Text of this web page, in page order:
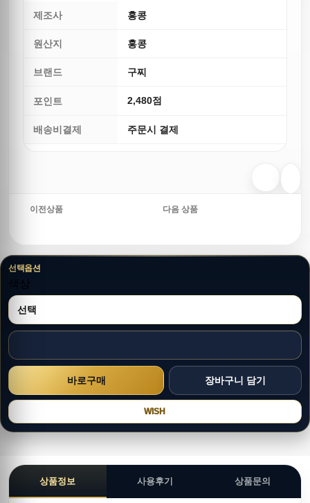
제조사 홍콩
원산지 홍콩
브랜드 구찌
포인트 2,480점
배송비결제 주문시 결제
이전상품 다음 상품
선택옵션
색상
WISH
상품정보 사용후기 상품문의